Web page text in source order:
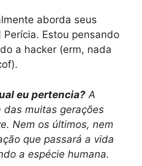
aborda seus
Estou pensando
a hacker (erm, nada
eu pertencia? A
das muitas gerações
Nem os últimos, nem
que passará a vida
a espécie humana.